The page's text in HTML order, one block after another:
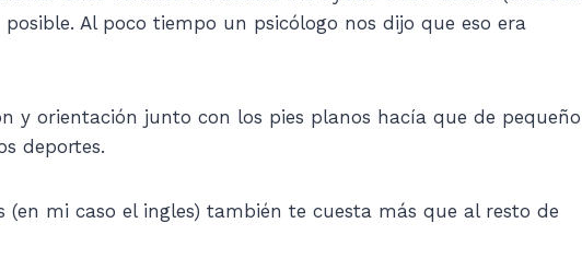
Al poco tiempo un psicólogo nos dijo que eso era
y orientación junto con los pies planos hacía que de pequeño
deportes.
(en mi caso el ingles) también te cuesta más que al resto de